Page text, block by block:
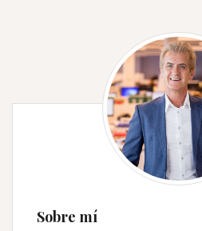
Sobre mí